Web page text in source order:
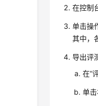
在控制
单击操
其中，
导出评
在“
单